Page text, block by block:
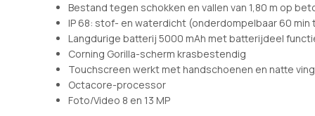
Bestand tegen schokken en vallen van 1,80 m op
IP 68: stof- en waterdicht (onderdompelbaar 60 min
Langdurige batterij 5000 mAh met batterijdeel
Corning Gorilla-scherm krasbestendig
Touchscreen werkt met handschoenen en natte
Octacore-processor
Foto/Video 8 en 13 MP